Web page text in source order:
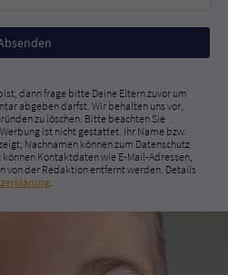
dann frage bitte Deine Eltern zuvor um
abgeben darfst. Wir behalten uns vor,
zu löschen. Bitte beachten Sie
ist nicht gestattet. Ihr Name bzw.
Nachnamen können zum Datenschutz
Kontaktdaten wie E-Mail-Adressen,
von der Redaktion entfernt werden. Details
.